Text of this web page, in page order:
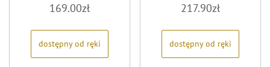
0
na
169.00zł
dostępny od ręki
0
na
217.90zł
dostępny od ręki